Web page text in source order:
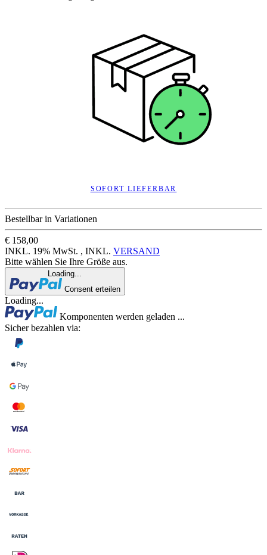
SOFORT LIEFERBAR
Bestellbar in Variationen
€ 158,00
INKL. 19% MwSt. , INKL. VERSAND
Bitte wählen Sie Ihre Größe aus.
Loading...
Consent erteilen
Loading...
Komponenten werden geladen ...
Sicher bezahlen via: